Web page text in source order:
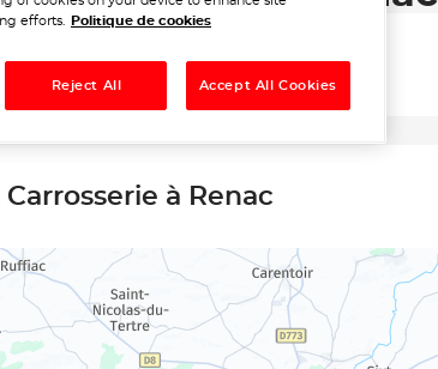
à Renac
efforts.
Politique de cookies
Reject All Accept All Cookies